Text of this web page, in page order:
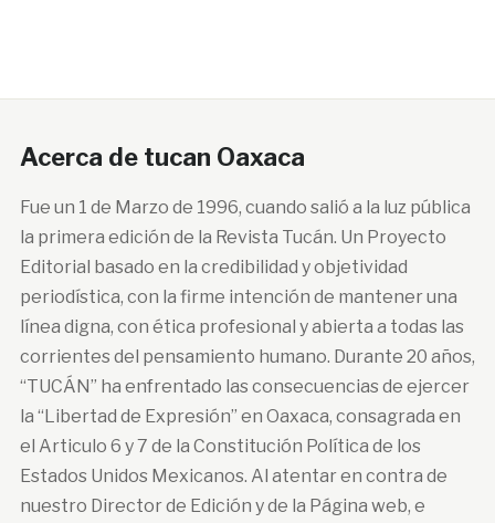
Acerca de tucan Oaxaca
Fue un 1 de Marzo de 1996, cuando salió a la luz pública
la primera edición de la Revista Tucán. Un Proyecto
Editorial basado en la credibilidad y objetividad
periodística, con la firme intención de mantener una
línea digna, con ética profesional y abierta a todas las
corrientes del pensamiento humano. Durante 20 años,
“TUCÁN” ha enfrentado las consecuencias de ejercer
la “Libertad de Expresión” en Oaxaca, consagrada en
el Articulo 6 y 7 de la Constitución Política de los
Estados Unidos Mexicanos. Al atentar en contra de
nuestro Director de Edición y de la Página web, e